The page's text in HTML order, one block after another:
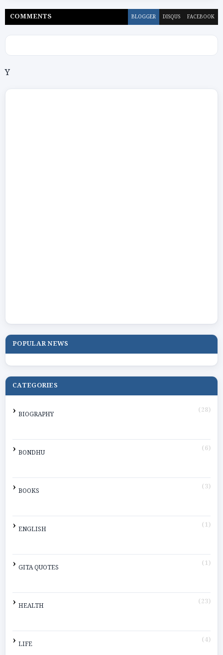
COMMENTS BLOGGER DISQUS FACEBOOK
Y
POPULAR NEWS
CATEGORIES
BIOGRAPHY (28)
BONDHU (6)
BOOKS (3)
ENGLISH (1)
GITA QUOTES (1)
HEALTH (23)
LIFE (4)